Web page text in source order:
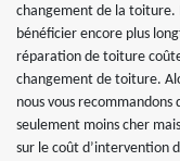
changement de la toiture.
bénéficier encore plus
réparation de toiture
changement de toiture.
nous vous
seulement moins cher
sur le coût d’intervention